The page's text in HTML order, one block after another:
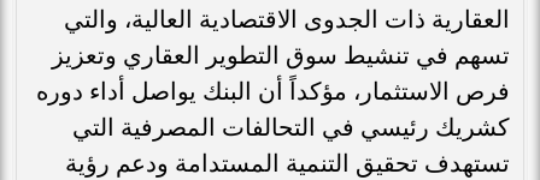
العقارية ذات الجدوى الاقتصادية العالية، والتي
تسهم في تنشيط سوق التطوير العقاري وتعزيز
فرص الاستثمار، مؤكداً أن البنك يواصل أداء دوره
كشريك رئيسي في التحالفات المصرفية التي
تستهدف تحقيق التنمية المستدامة ودعم رؤية